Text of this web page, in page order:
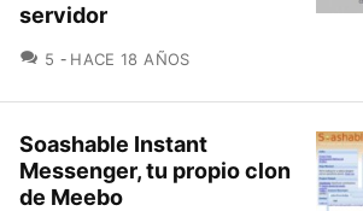
servidor
5 COMENTARIOS
HACE 18 AÑOS
Soashable Instant
Messenger, tu propio clon
de Meebo